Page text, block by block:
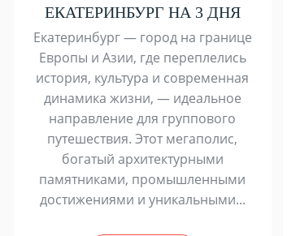
ЕКАТЕРИНБУРГ НА 3 ДНЯ
Екатеринбург — город на границе
Европы и Азии, где переплелись
история, культура и современная
динамика жизни, — идеальное
направление для группового
путешествия. Этот мегаполис,
богатый архитектурными
памятниками, промышленными
достижениями и уникальными...